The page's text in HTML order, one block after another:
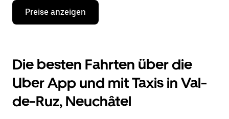
Drücke
Nach-
mit
dem
Kalender
zu
interagieren
und
Preise anzeigen
Die besten Fahrten über die
Uber App und mit Taxis in Val-
de-Ruz, Neuchâtel